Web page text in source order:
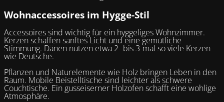
Wohnaccessoires im Hygge-Stil
Accessoires sind wichtig für ein hyggeliges Wohnzimmer.
Kerzen schaffen sanftes Licht und eine gemütliche
Stimmung. Dänen nutzen etwa 2- bis 3-mal so viele Kerzen
wie Deutsche.
Pflanzen und Naturelemente wie Holz bringen Leben in den
Raum. Mobile Beistelltische sind leichter als schwere
Couchtische. Ein gusseiserner Holzofen schafft eine wohlige
Atmosphäre.